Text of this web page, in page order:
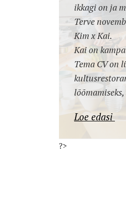
ikkagi on ja
Terve
Kim x Kai.
Kai on
Tema CV on
Loe edasi
?>